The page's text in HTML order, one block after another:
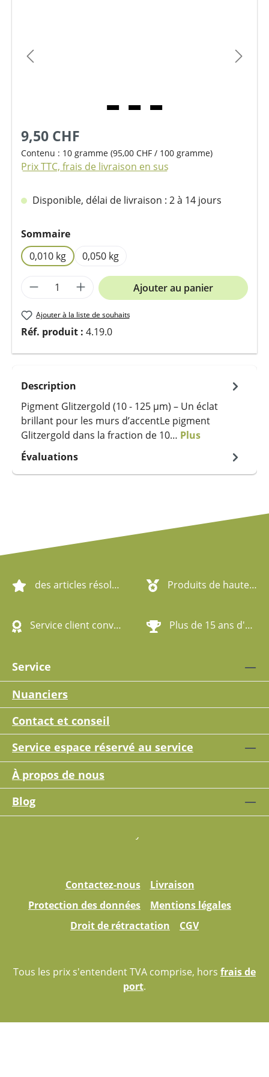
9,50 CHF
Contenu : 10 gramme (95,00 CHF / 100 gramme)
Prix TTC, frais de livraison en sus
Disponible, délai de livraison : 2 à 14 jours
Sélectionnez
Sommaire
0,010 kg
0,050 kg
Quantité de produit : Entrez la
Ajouter au panier
Ajouter à la liste de souhaits
Réf. produit : 4.19.0
Description
Pigment Glitzergold (10 - 125 µm) – Un éclat
brillant pour les murs d’accentLe pigment
Glitzergold dans la fraction de 10… Plus
Évaluations
des articles résolument écologiques Produits de haute qualité
Service client convivial Plus de 15 ans d'expérience
Service
Nuanciers
Contact et conseil
Service espace réservé au service
À propos de nous
Blog
Contactez-nous
Livraison
Protection des données
Mentions légales
Droit de rétractation
CGV
Tous les prix s'entendent TVA comprise, hors frais de
port.